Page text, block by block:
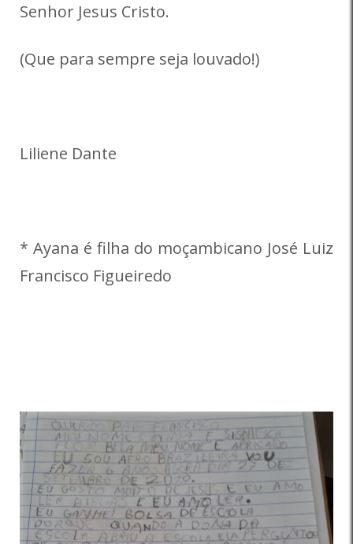
Senhor Jesus Cristo.
(Que para sempre seja louvado!)
Liliene Dante
* Ayana é filha do moçambicano José Luiz
Francisco Figueiredo